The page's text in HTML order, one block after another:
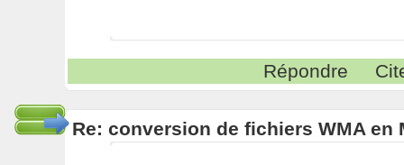
Répondre
Re: conversion de fichiers WMA en